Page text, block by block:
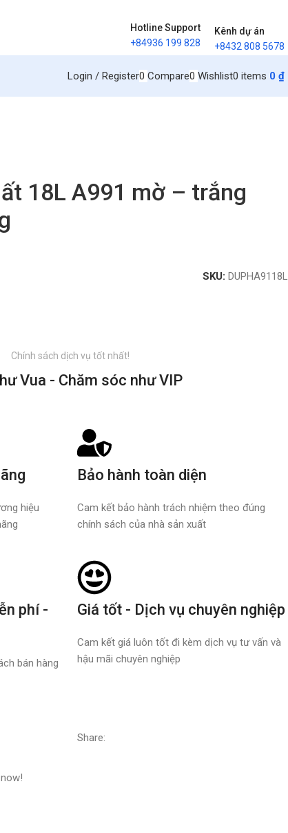
Hotline Support
+84936 199 828
Kênh dự án
+8432 808 5678
Login / Register0 Compare0 Wishlist0 items 0 ₫
18L A991 mờ – trắng
SKU: DUPHA9118L
Chính sách dịch vụ tốt nhất!
Vua - Chăm sóc như VIP
hiệu
Bảo hành toàn diện
Cam kết bảo hành trách nhiệm theo đúng
chính sách của nhà sản xuất
phí -
bán hàng
Giá tốt - Dịch vụ chuyên nghiệp
Cam kết giá luôn tốt đi kèm dịch vụ tư vấn và
hậu mãi chuyên nghiệp
Share: